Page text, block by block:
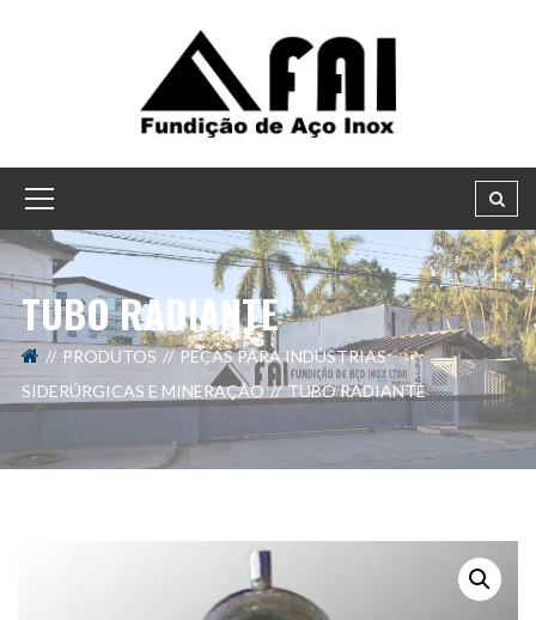
TUBO RADIANTE
PRODUTOS
PEÇAS PARA INDÚSTRIAS
SIDERÚRGICAS E MINERAÇÃO
TUBO RADIANTE